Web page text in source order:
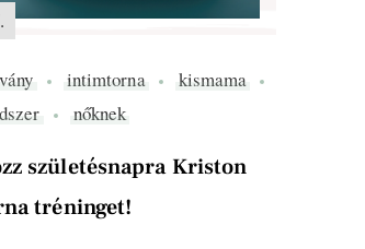
intimtorna
kismama
nőknek
születésnapra Kriston
tréninget!